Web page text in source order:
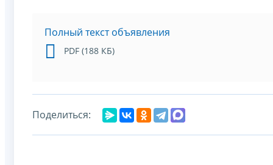
Полный текст объявления
PDF (188 КБ)
Поделиться: